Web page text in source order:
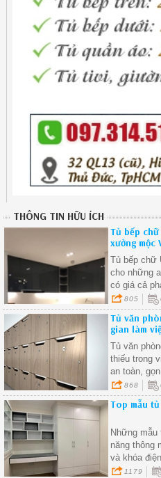
THÔNG TIN HỮU ÍCH
Tủ bếp
xưởng mộc
Tủ bếp chữ
cho những
có giá cả
sử dụng
được nhu
805
Tủ văn
gian làm
Tủ văn
thiếu trong
an toàn,
868
Top mẫu
Những
năng thông
và khóa
trữ quần áo
1179